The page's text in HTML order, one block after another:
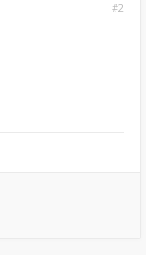
#2